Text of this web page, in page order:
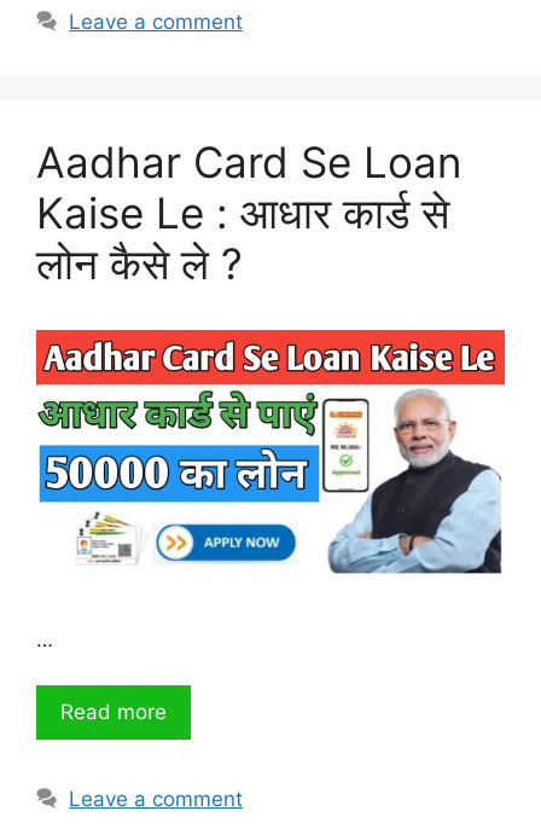
Leave a comment
Aadhar Card Se Loan
Kaise Le : आधार कार्ड से
लोन कैसे ले ?
…
Read more
Leave a comment